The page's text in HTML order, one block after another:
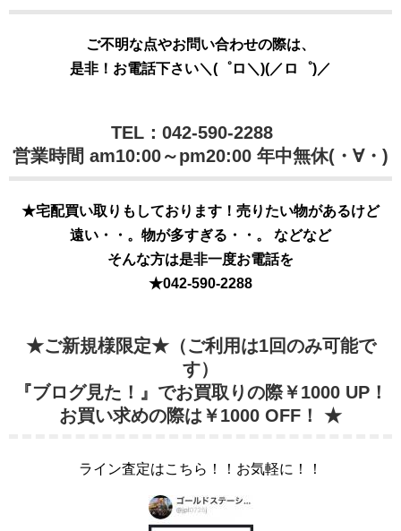
ご不明な点やお問い合わせの際は、
是非！お電話下さい＼(゜ロ＼)(／ロ゜)／
TEL：042-590-2288
営業時間 am10:00～pm20:00 年中無休(・∀・)
★宅配買い取りもしております！売りたい物があるけど
遠い・・。物が多すぎる・・。 などなど
そんな方は是非一度お電話を
★042-590-2288
★ご新規様限定★（ご利用は1回のみ可能で
す）
『ブログ見た！』でお買取りの際￥1000 UP！
お買い求めの際は￥1000 OFF！ ★
ライン査定はこちら！！お気軽に！！